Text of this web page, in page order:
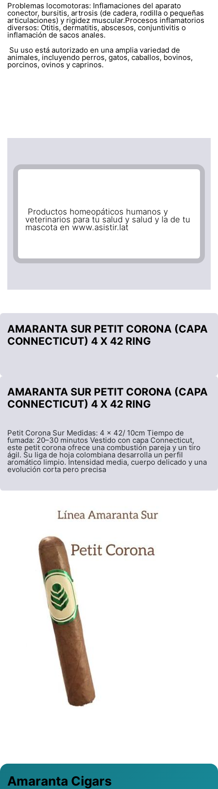
Problemas locomotoras: Inflamaciones del aparato
conector, bursitis, artrosis (de cadera, rodilla o pequeñas
articulaciones) y rigidez muscular.Procesos inflamatorios
diversos: Otitis, dermatitis, abscesos, conjuntivitis o
inflamación de sacos anales.
Su uso está autorizado en una amplia variedad de
animales, incluyendo perros, gatos, caballos, bovinos,
porcinos, ovinos y caprinos.
Productos homeopáticos humanos y
veterinarios para tu salud y salud y la de tu
mascota en www.asistir.lat
AMARANTA SUR PETIT CORONA (CAPA
CONNECTICUT) 4 X 42 RING
AMARANTA SUR PETIT CORONA (CAPA
CONNECTICUT) 4 X 42 RING
Petit Corona Sur Medidas: 4 x 42/ 10cm Tiempo de
fumada: 20–30 minutos Vestido con capa Connecticut,
este petit corona ofrece una combustión pareja y un tiro
ágil. Su liga de hoja colombiana desarrolla un perfil
aromático limpio. Intensidad media, cuerpo delicado y una
evolución corta pero precisa
Amaranta Cigars